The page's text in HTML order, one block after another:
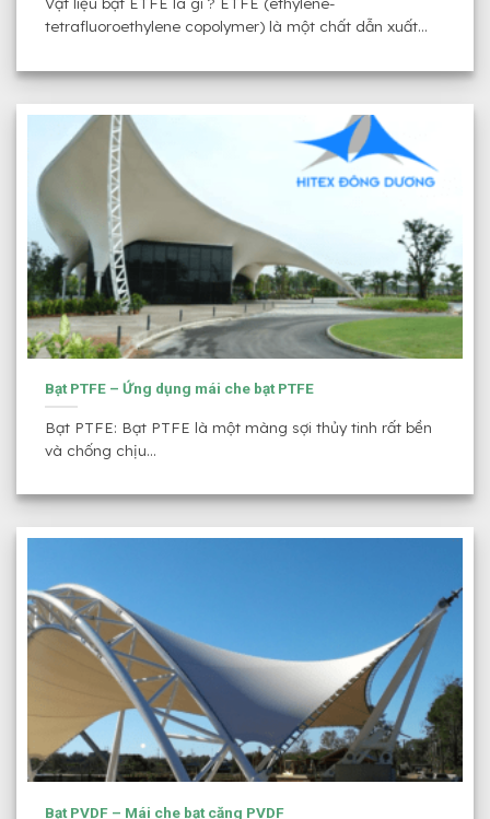
tetrafluoroethylene copolymer) là một chất dẫn xuất...
Bạt PTFE – Ứng dụng mái che bạt PTFE
Bạt PTFE: Bạt PTFE là một màng sợi thủy tinh rất bền
và chống chịu...
Bạt PVDF – Mái che bạt căng PVDF